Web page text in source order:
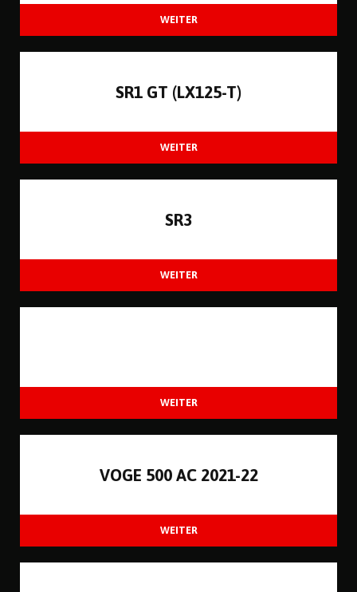
SR1 GT (LX125-T)
SR3
VOGE 500 AC 2021-22